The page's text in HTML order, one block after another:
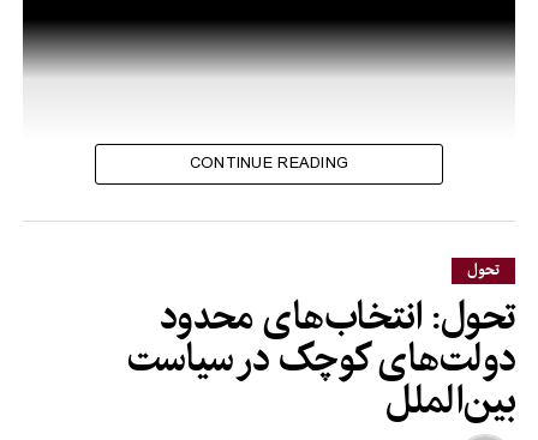
CONTINUE READING
تحول
تحول: انتخاب‌های محدود
دولت‌های کوچک در سیاست
بین‌الملل